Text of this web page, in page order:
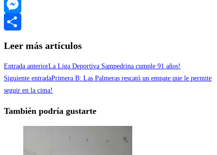
WhatsApp
Messenger
Leer más artículos
Entrada anteriorLa Liga Deportiva Sampedrina cumple 91 años!
Siguiente entradaPrimera B: Las Palmeras rescató un empate que le permite
seguir en la cima!
También podría gustarte